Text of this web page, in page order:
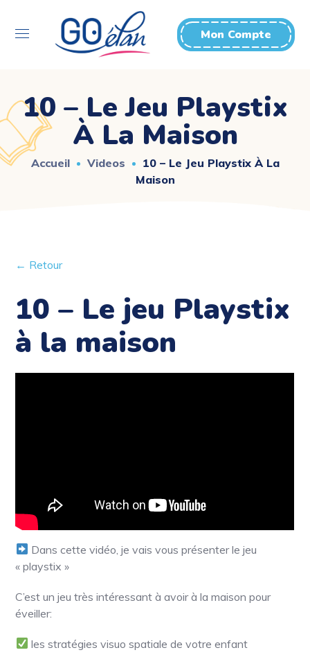
Mon Compte
10 – Le Jeu Playstix
À La Maison
Accueil Videos
10 – Le Jeu Playstix À La
Maison
← Retour
10 – Le jeu Playstix
à la maison
Dans cette vidéo, je vais vous présenter le jeu
« playstix »
C’est un jeu très intéressant à avoir à la maison pour
éveiller:
les stratégies visuo spatiale de votre enfant